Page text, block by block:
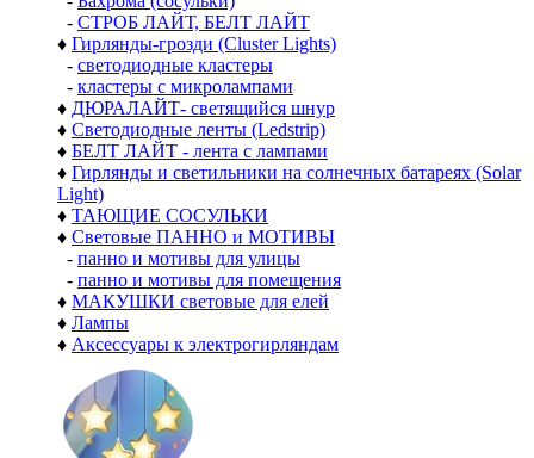
- СТРОБ ЛАЙТ, БЕЛТ ЛАЙТ
♦ Гирлянды-грозди (Cluster Lights)
- светодиодные кластеры
- кластеры с микролампами
♦ ДЮРАЛАЙТ- светящийся шнур
♦ Светодиодные ленты (Ledstrip)
♦ БЕЛТ ЛАЙТ - лента с лампами
♦ Гирлянды и светильники на солнечных батареях (Solar
Light)
♦ ТАЮЩИЕ СОСУЛЬКИ
♦ Световые ПАННО и МОТИВЫ
- панно и мотивы для улицы
- панно и мотивы для помещения
♦ МАКУШКИ световые для елей
♦ Лампы
♦ Аксессуары к электрогирляндам